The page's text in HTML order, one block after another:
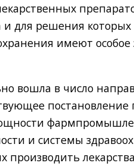
и для решения
имеют
вошла в число
и системы
производить